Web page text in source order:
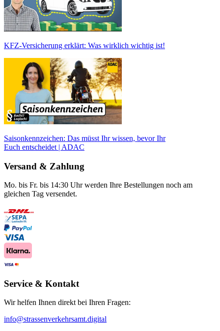
KFZ-Versicherung erklärt: Was wirklich wichtig ist!
Saisonkennzeichen: Das müsst Ihr wissen, bevor Ihr
Euch entscheidet | ADAC
Versand & Zahlung
Mo. bis Fr. bis 14:30 Uhr werden Ihre Bestellungen noch am
gleichen Tag versendet.
Service & Kontakt
Wir helfen Ihnen direkt bei Ihren Fragen:
info@strassenverkehrsamt.digital